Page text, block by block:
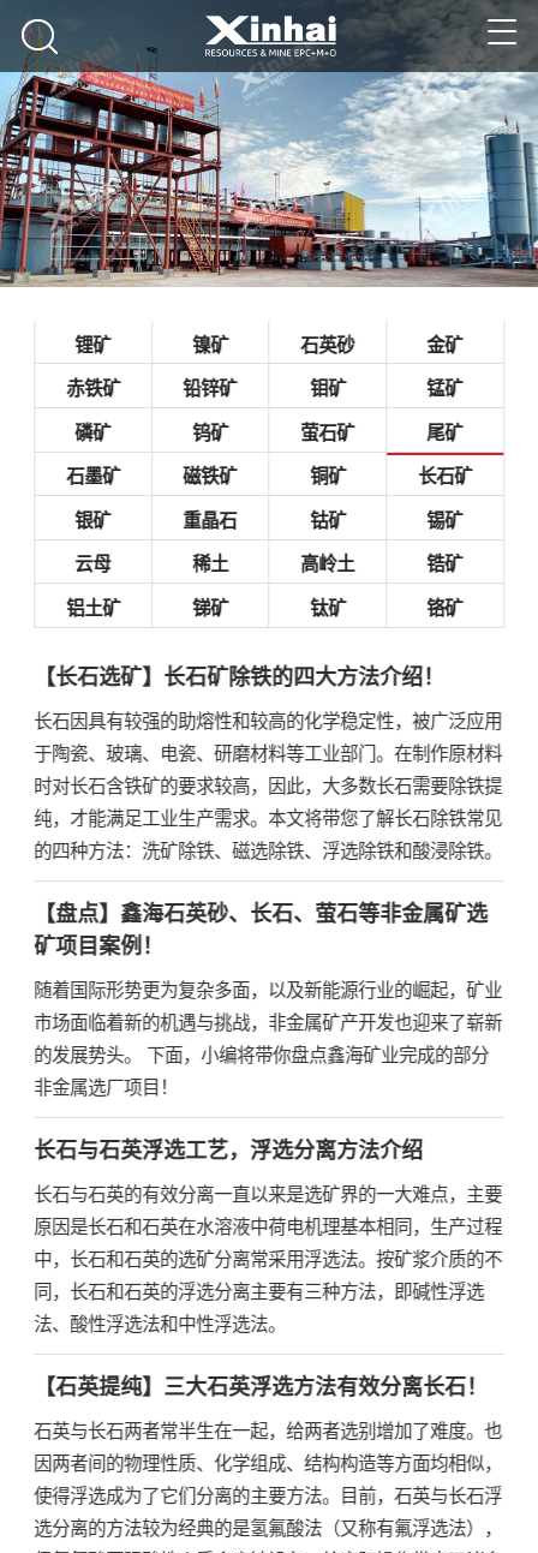
锂矿 镍矿 石英砂
金矿
赤铁矿
铅锌矿 钼矿
锰矿
磷矿
钨矿 萤石矿
尾矿
石墨矿
磁铁矿 铜矿
长石矿
银矿
重晶石 钴矿
锡矿
云母
稀土 高岭土
锆矿
铝土矿
锑矿 钛矿 铬矿
【长石选矿】长石矿除铁的四大方法介绍！
长石因具有较强的助熔性和较高的化学稳定性，被广泛应用
于陶瓷、玻璃、电瓷、研磨材料等工业部门。在制作原材料
时对长石含铁矿的要求较高，因此，大多数长石需要除铁提
纯，才能满足工业生产需求。本文将带您了解长石除铁常见
的四种方法：洗矿除铁、磁选除铁、浮选除铁和酸浸除铁。
【盘点】鑫海石英砂、长石、萤石等非金属矿选
矿项目案例！
随着国际形势更为复杂多面，以及新能源行业的崛起，矿业
市场面临着新的机遇与挑战，非金属矿产开发也迎来了崭新
的发展势头。 下面，小编将带你盘点鑫海矿业完成的部分
非金属选厂项目！
长石与石英浮选工艺，浮选分离方法介绍
长石与石英的有效分离一直以来是选矿界的一大难点，主要
原因是长石和石英在水溶液中荷电机理基本相同，生产过程
中，长石和石英的选矿分离常采用浮选法。按矿浆介质的不
同，长石和石英的浮选分离主要有三种方法，即碱性浮选
法、酸性浮选法和中性浮选法。
【石英提纯】三大石英浮选方法有效分离长石！
石英与长石两者常半生在一起，给两者选别增加了难度。也
因两者间的物理性质、化学组成、结构构造等方面均相似，
使得浮选成为了它们分离的主要方法。目前，石英与长石浮
选分离的方法较为经典的是氢氟酸法（又称有氟浮选法），